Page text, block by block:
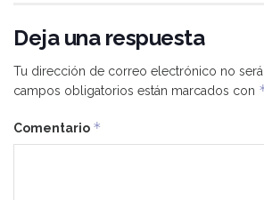
Deja una respuesta
Tu dirección de correo electrónico no será
campos obligatorios están marcados con
Comentario *